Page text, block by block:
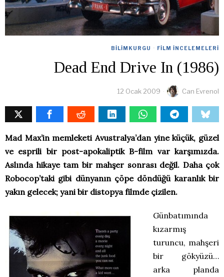
BILIMKURGU · FILM İNCELEMELERI
Dead End Drive In (1986)
12 Ocak 2009 Can Evrenol
Mad Max’in memleketi Avustralya’dan yine küçük, güzel
ve esprili bir post-apokaliptik B-film var karşımızda.
Aslında hikaye tam bir mahşer sonrası değil. Daha çok
Robocop’taki gibi dünyanın çöpe döndüğü karanlık bir
yakın gelecek; yani bir distopya filmde çizilen.
Günbatımında
kızarmış
turuncu, mahşeri
bir gökyüzü…
arka planda